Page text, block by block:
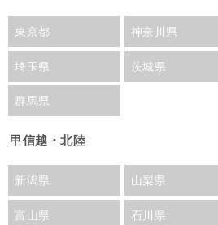
東京都 神奈川県
埼玉県 茨城県
群馬県
甲信越・北陸
新潟県 山梨県
富山県 石川県